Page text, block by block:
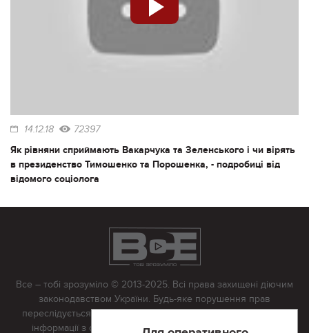
14.12.18 72397
Як рівняни сприймають Вакарчука та Зеленського і чи вірять
в президенство Тимошенко та Порошенка, - подробиці від
відомого соціолога
Все – тобі зрозуміло © 2013-2025. Всі права захищені діючим
законодавством України. Будь-яке порушення прав
переслідується в судовому порядку. Будь-яке відтворення
інформації з сайту тільки з письмово дозволу редакції.